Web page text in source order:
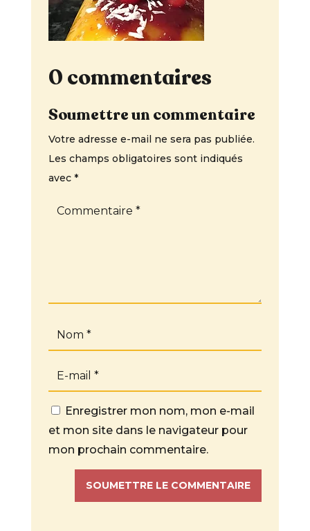
0 commentaires
Soumettre un commentaire
Votre adresse e-mail ne sera pas publiée.
Les champs obligatoires sont indiqués
avec *
Enregistrer mon nom, mon e-mail
et mon site dans le navigateur pour
mon prochain commentaire.
SOUMETTRE LE COMMENTAIRE